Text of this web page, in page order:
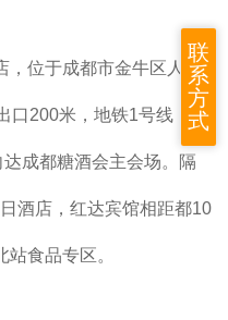
，位于成都市金牛区人民
口200米，地铁1号线，7
成都糖酒会主会场。隔
酒店，红达宾馆相距都10
食品专区。
联
系
方
式